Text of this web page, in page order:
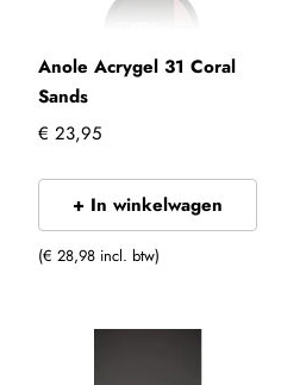
Anole Acrygel 31 Coral
Sands
€ 23,95
+ In winkelwagen
(€ 28,98 incl. btw)